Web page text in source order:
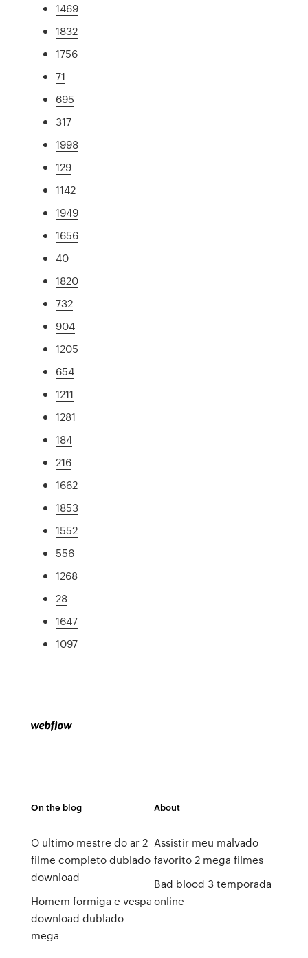
1469
1832
1756
71
695
317
1998
129
1142
1949
1656
40
1820
732
904
1205
654
1211
1281
184
216
1662
1853
1552
556
1268
28
1647
1097
On the blog
O ultimo mestre do ar 2
filme completo dublado
download
Homem formiga e vespa
download dublado
mega
About
Assistir meu malvado
favorito 2 mega filmes
Bad blood 3 temporada
online